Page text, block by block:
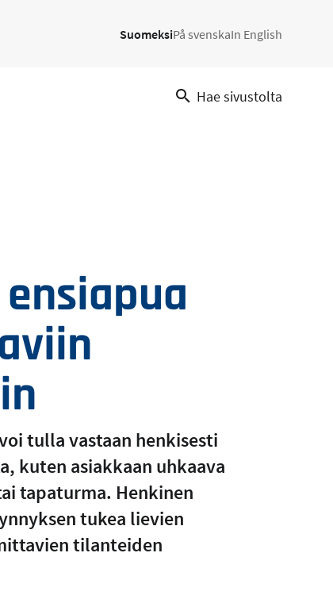
SuomeksiPå svenskaIn English
Hae sivustolta
tulla vastaan henkisesti
kuten asiakkaan uhkaava
tapaturma. Henkinen
tukea lievien
tilanteiden